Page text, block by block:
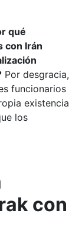
qué
con Irán
Por desgracia,
funcionarios
existencia
los
con